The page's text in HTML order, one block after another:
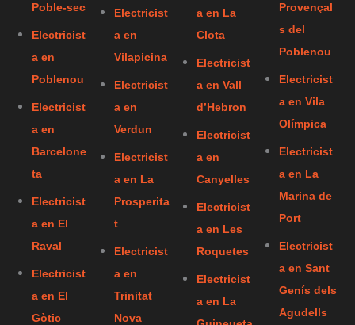
Poble-sec
Electricist
a en
Poblenou
Electricist
a en
Barcelone
ta
Electricist
a en El
Raval
Electricist
a en El
Gòtic
Electricist
a en
Vilapicina
Electricist
a en
Verdun
Electricist
a en La
Prosperita
t
Electricist
a en
Trinitat
Nova
a en La
Clota
Electricist
a en Vall
d’Hebron
Electricist
a en
Canyelles
Electricist
a en Les
Roquetes
Electricist
a en La
Provençal
s del
Poblenou
Electricist
a en Vila
Olímpica
Electricist
a en La
Marina de
Port
Electricist
a en Sant
Genís dels
Agudells